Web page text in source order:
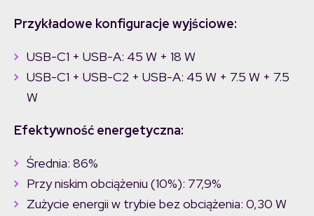
Przykładowe konfiguracje wyjściowe:
USB-C1 + USB-A: 45 W + 18 W
USB-C1 + USB-C2 + USB-A: 45 W + 7.5 W + 7.5
W
Efektywność energetyczna:
Średnia: 86%
Przy niskim obciążeniu (10%): 77,9%
Zużycie energii w trybie bez obciążenia: 0,30 W